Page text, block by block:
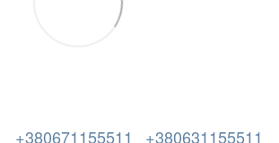
+380671155511 +380631155511